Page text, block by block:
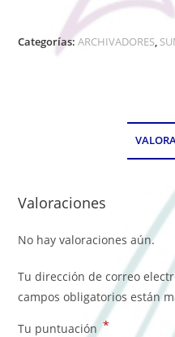
Categorías:ARCHIVADORES,
Valoraciones
No hay valoraciones aún.
Tu dirección de correo
campos obligatorios están
Tu puntuación*